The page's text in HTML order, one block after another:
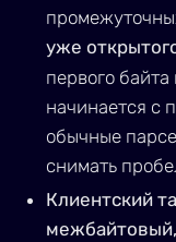
уже
первого
начинается с
обычные
снимать
Клиентский